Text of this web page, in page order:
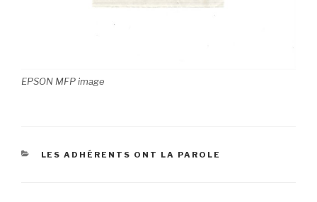
EPSON MFP image
CATÉGORIES
LES ADHÉRENTS ONT LA PAROLE